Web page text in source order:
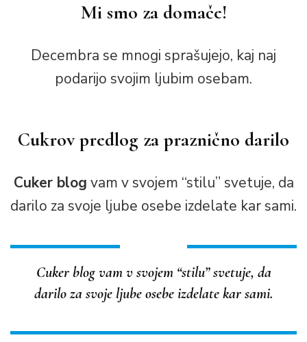
Mi smo za domače!
Decembra se mnogi sprašujejo, kaj naj
podarijo svojim ljubim osebam.
Cukrov predlog za praznično darilo
Cuker blog vam v svojem “stilu” svetuje, da
darilo za svoje ljube osebe izdelate kar sami.
Cuker blog vam v svojem “stilu” svetuje, da
darilo za svoje ljube osebe izdelate kar sami.